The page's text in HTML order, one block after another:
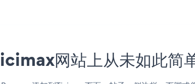
网站上从未如此简